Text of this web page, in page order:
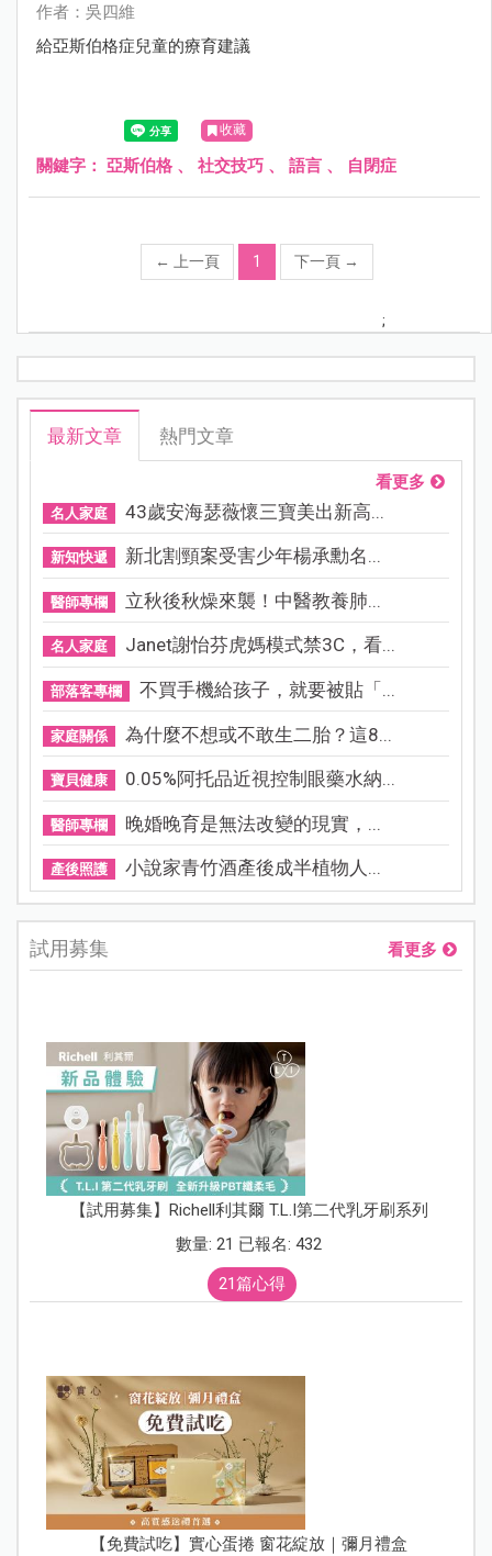
作者：吳四維
給亞斯伯格症兒童的療育建議
收藏
關鍵字： 亞斯伯格 、 社交技巧 、 語言 、 自閉症
← 上一頁 1 下一頁 →
;
最新文章 熱門文章
看更多
名人家庭 43歲安海瑟薇懷三寶美出新高...
新知快遞 新北割頸案受害少年楊承勳名...
醫師專欄 立秋後秋燥來襲！中醫教養肺...
名人家庭 Janet謝怡芬虎媽模式禁3C，看...
部落客專欄 不買手機給孩子，就要被貼「...
家庭關係 為什麼不想或不敢生二胎？這8...
寶貝健康 0.05%阿托品近視控制眼藥水納...
醫師專欄 晚婚晚育是無法改變的現實，...
產後照護 小說家青竹酒產後成半植物人...
試用募集 看更多
【試用募集】Richell利其爾 T.L.I第二代乳牙刷系列
數量: 21 已報名: 432
21篇心得
【免費試吃】實心蛋捲 窗花綻放｜彌月禮盒